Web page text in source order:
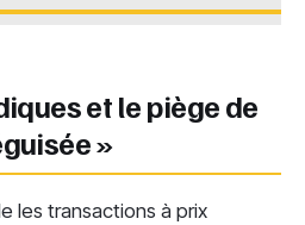
et le piège de
»
les transactions à prix